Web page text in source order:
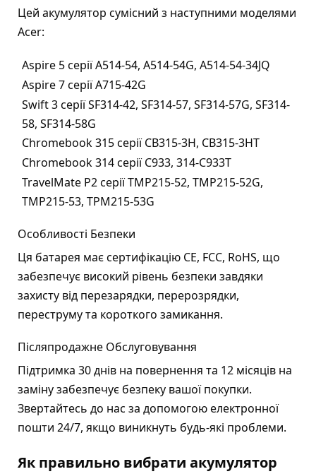
Цей акумулятор сумісний з наступними моделями
Acer:
Aspire 5 серії A514-54, A514-54G, A514-54-34JQ
Aspire 7 серії A715-42G
Swift 3 серії SF314-42, SF314-57, SF314-57G, SF314-
58, SF314-58G
Chromebook 315 серії CB315-3H, CB315-3HT
Chromebook 314 серії C933, 314-C933T
TravelMate P2 серії TMP215-52, TMP215-52G,
TMP215-53, TPM215-53G
Особливості Безпеки
Ця батарея має сертифікацію CE, FCC, RoHS, що
забезпечує високий рівень безпеки завдяки
захисту від перезарядки, перерозрядки,
переструму та короткого замикання.
Післяпродажне Обслуговування
Підтримка 30 днів на повернення та 12 місяців на
заміну забезпечує безпеку вашої покупки.
Звертайтесь до нас за допомогою електронної
пошти 24/7, якщо виникнуть будь-які проблеми.
Як правильно вибрати акумулятор